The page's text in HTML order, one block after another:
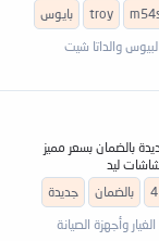
troy
بايوس
والداتا شيت
الرحمن الرحيم متوفر شاشات لابتوب 15.4 جديدة بالضمان بسعر مميز
4 بالضمان
جديدة
وأجهزة الصيانة